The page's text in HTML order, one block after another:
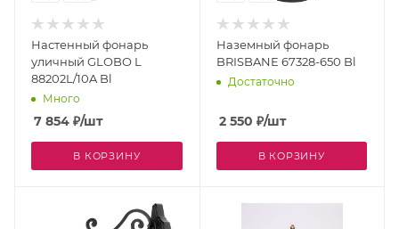
Настенный фонарь
уличный GLOBO L
88202L/10A Bl
Много
7 854 ₽/шт
В КОРЗИНУ
Наземный фонарь
BRISBANE 67328-650 Bl
Достаточно
2 550 ₽/шт
В КОРЗИНУ